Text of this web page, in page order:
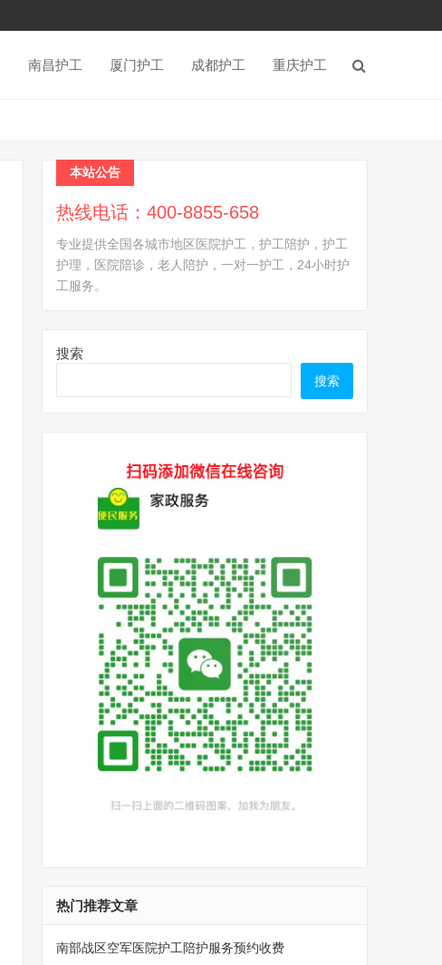
南昌护工 厦门护工 成都护工 重庆护工
本站公告
热线电话：400-8855-658
专业提供全国各城市地区医院护工，护工陪护，护工
护理，医院陪诊，老人陪护，一对一护工，24小时护
工服务。
搜索
搜索
热门推荐文章
南部战区空军医院护工陪护服务预约收费